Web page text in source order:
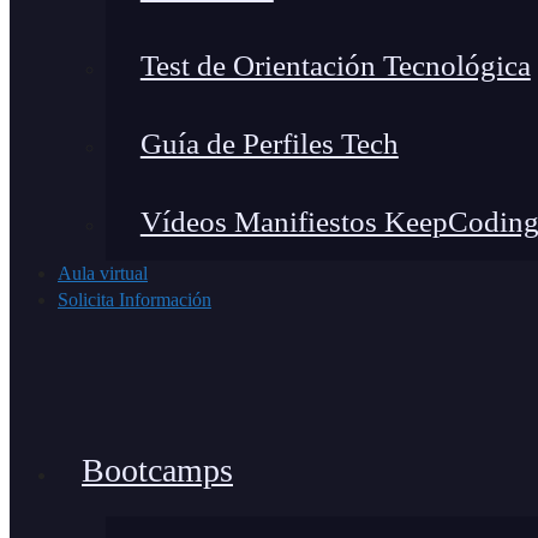
Test de Orientación Tecnológica
Guía de Perfiles Tech
Vídeos Manifiestos KeepCoding
Aula virtual
Solicita Información
Bootcamps